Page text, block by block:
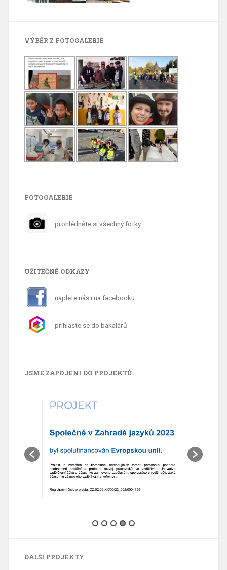
VÝBĚR Z FOTOGALERIE
FOTOGALERIE
prohlédněte si všechny fotky
UŽITEČNÉ ODKAZY
najdete nás i na facebooku
přihlaste se do bakalářů
JSME ZAPOJENI DO PROJEKTŮ
DALŠÍ PROJEKTY